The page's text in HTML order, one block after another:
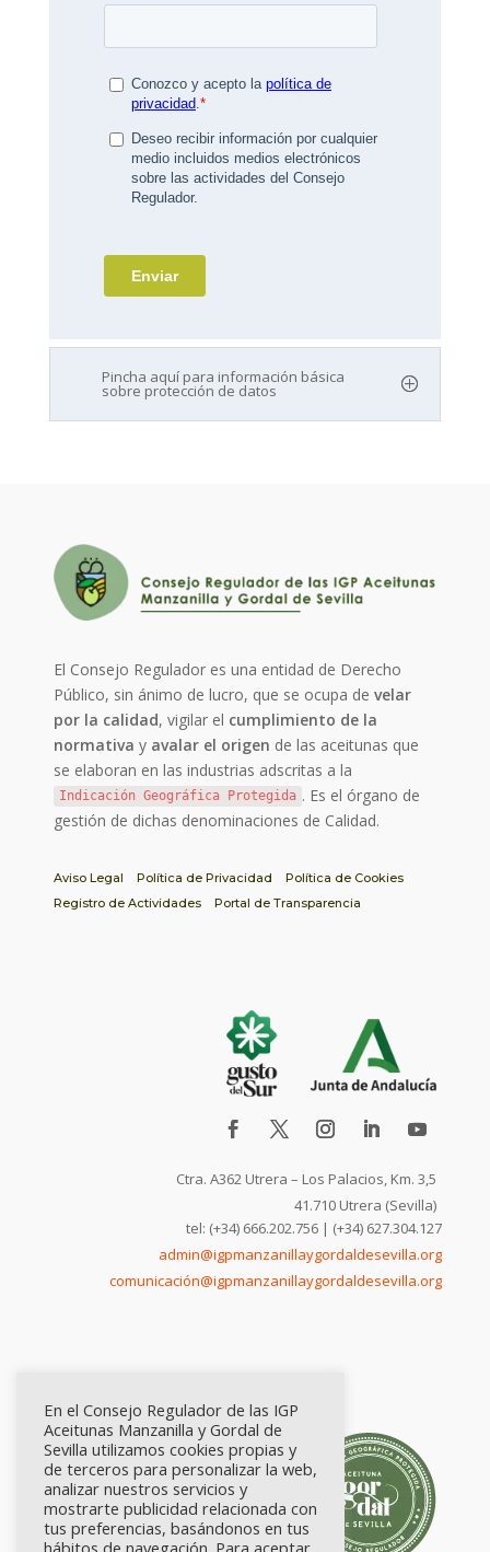
Pincha aquí para información básica
sobre protección de datos
El Consejo Regulador es una entidad de Derecho
Público, sin ánimo de lucro, que se ocupa develar
por la calidad, vigilar el cumplimiento de la
normativa y avalar el origen de las aceitunas que
se elaboran en las industrias adscritas a la
Indicación Geográfica Protegida . Es el órgano de
gestión de dichas denominaciones de Calidad.
Aviso Legal Política de Privacidad
Política de Cookies
Registro de Actividades
Portal de Transparencia
Ctra. A362 Utrera – Los Palacios, Km. 3,5
41.710 Utrera (Sevilla)
tel: (+34) 666.202.756 | (+34) 627.304.127
admin@igpmanzanillaygordaldesevilla.org
comunicación@igpmanzanillaygordaldesevilla.org
En el Consejo Regulador de las IGP
Aceitunas Manzanilla y Gordal de
Sevilla utilizamos cookies propias y
de terceros para personalizar la web,
analizar nuestros servicios y
mostrarte publicidad relacionada con
tus preferencias, basándonos en tus
hábitos de navegación. Para aceptar